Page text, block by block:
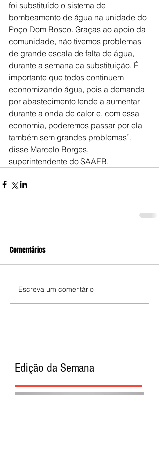
foi substituído o sistema de
bombeamento de água na unidade do
Poço Dom Bosco. Graças ao apoio da
comunidade, não tivemos problemas
de grande escala de falta de água,
durante a semana da substituição. É
importante que todos continuem
economizando água, pois a demanda
por abastecimento tende a aumentar
durante a onda de calor e, com essa
economia, poderemos passar por ela
também sem grandes problemas”,
disse Marcelo Borges,
superintendente do SAAEB.
Comentários
Escreva um comentário
Edição da Semana